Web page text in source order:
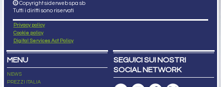
Copyright siderweb spa sb
Tutti i diritti sono riservati
Privacy policy
Cookie policy
Digital Services Act Policy
MENU
NEWS
PREZZI ITALIA
SEGUICI SUI NOSTRI
SOCIAL NETWORK